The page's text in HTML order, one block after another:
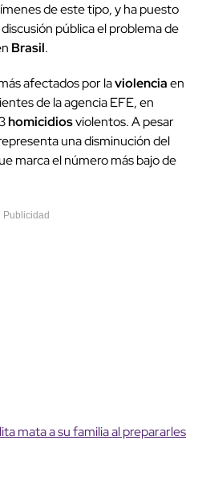
de este tipo, y ha puesto
pública el problema de
Brasil.
afectados por laviolenciaen
de la agencia EFE, en
homicidiosviolentos. A pesar
una disminución del
marca el número más bajo de
mata a su familia al prepararles